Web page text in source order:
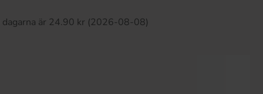
är 24.90 kr (2026-08-08)